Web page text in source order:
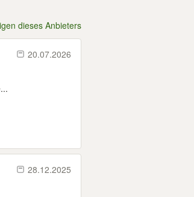
dieses Anbieters
20.07.2026
28.12.2025